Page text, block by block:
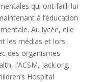
qui ont failli lui
à l’éducation
Au lycée, elle
les médias et lors
des organismes
l’ACSM, Jack.org,
Hospital